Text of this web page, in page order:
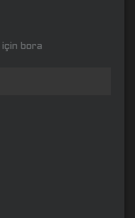
için bora